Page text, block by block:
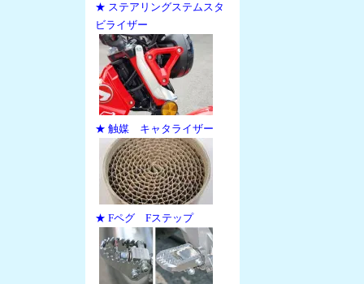
★ ステアリングステムスタ
ビライザー
★ 触媒 キャタライザー
★ Fペグ Fステップ